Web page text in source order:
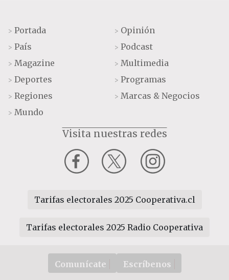
> Portada
> País
> Magazine
> Deportes
> Regiones
> Mundo
> Opinión
> Podcast
> Multimedia
> Programas
> Marcas & Negocios
Visita nuestras redes
Tarifas electorales 2025 Cooperativa.cl
Tarifas electorales 2025 Radio Cooperativa
Comunícate Escríbenos